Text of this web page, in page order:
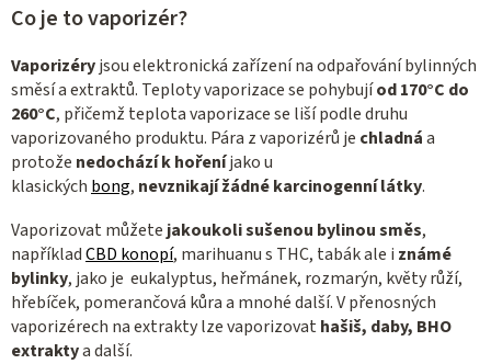
i
s
u
Co je to vaporizér?
Vaporizéryjsou elektronická zařízení na odpařování bylinných
směsí a extraktů. Teploty vaporizace se pohybujíod 170°C do
260°C, přičemž teplota vaporizace se liší podle druhu
vaporizovaného produktu. Pára z vaporizérů je chladnáa
protože nedochází k hořeníjako u
klasických bong, nevznikají žádné karcinogenní látky.
Vaporizovat můžete jakoukoli sušenou bylinou směs,
napříkladCBD konopí, marihuanu s THC, tabák ale i známé
bylinky, jako je eukalyptus, heřmánek, rozmarýn, květy růží,
hřebíček, pomerančová kůra a mnohé další. V přenosných
vaporizérech na extrakty lze vaporizovat hašiš, daby, BHO
extraktya další.